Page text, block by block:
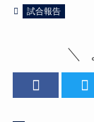
試合報告